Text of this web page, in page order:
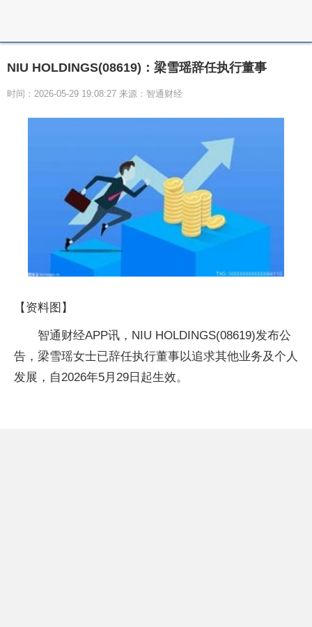
NIU HOLDINGS(08619)：梁雪瑶辞任执行董事
时间：2026-05-29 19:08:27 来源：智通财经
【资料图】
智通财经APP讯，NIU HOLDINGS(08619)发布公
告，梁雪瑶女士已辞任执行董事以追求其他业务及个人
发展，自2026年5月29日起生效。